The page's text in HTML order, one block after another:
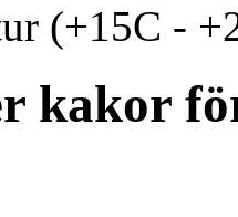
(+15C -
kakor